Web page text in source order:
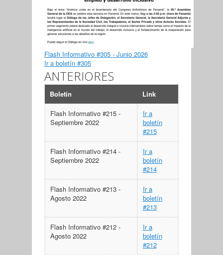
Flash Informativo #305 - Junio 2026
Ir a boletín #305
ANTERIORES
Boletín Link
Flash Informativo #215 -
Septiembre 2022
Ir a
boletín
#215
Flash Informativo #214 -
Septiembre 2022
Ir a
boletín
#214
Flash Informativo #213 -
Agosto 2022
Ir a
boletín
#213
Flash Informativo #212 -
Agosto 2022
Ir a
boletín
#212